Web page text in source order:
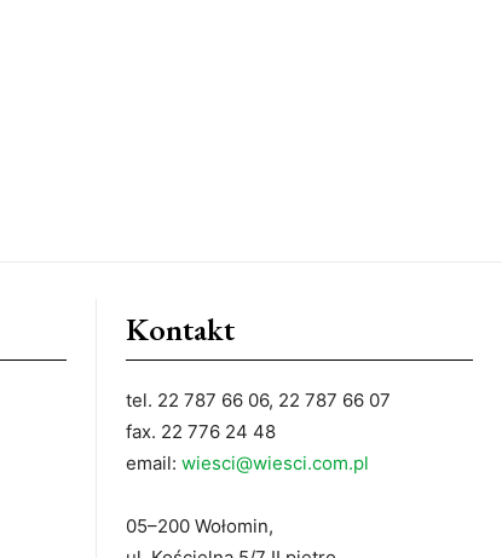
Kontakt
tel. 22 787 66 06, 22 787 66 07
fax. 22 776 24 48
email: wiesci@wiesci.com.pl
05–200 Wołomin,